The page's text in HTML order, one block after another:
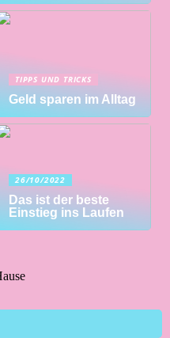
TIPPS UND TRICKS
Geld sparen im Alltag
26/10/2022
Das ist der beste
Einstieg ins Laufen